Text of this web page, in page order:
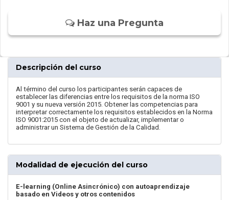
Haz una Pregunta
Descripción del curso
Al término del curso los participantes serán capaces de
establecer las diferencias entre los requisitos de la norma ISO
9001 y su nueva versión 2015. Obtener las competencias para
interpretar correctamente los requisitos establecidos en la Norma
ISO 9001:2015 con el objeto de actualizar, implementar o
administrar un Sistema de Gestión de la Calidad.
Modalidad de ejecución del curso
E-learning (Online Asincrónico) con autoaprendizaje
basado en Videos y otros contenidos